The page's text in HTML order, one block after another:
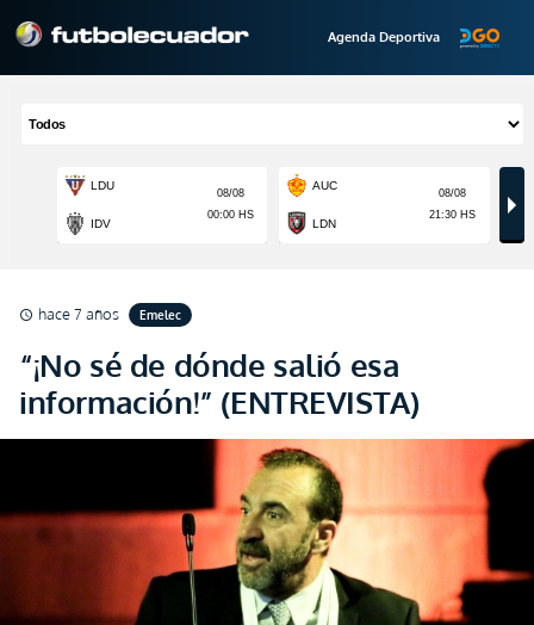
Agenda Deportiva
schedule hace 7 años Emelec
“¡No sé de dónde salió esa
información!” (ENTREVISTA)